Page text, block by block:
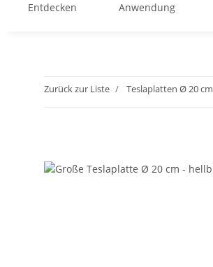
Entdecken Anwendung
Zurück zur Liste Teslaplatten Ø 20 cm